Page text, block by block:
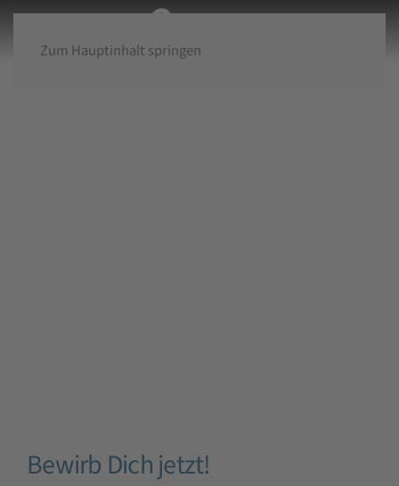
Zum Hauptinhalt springen
Bewirb Dich jetzt!